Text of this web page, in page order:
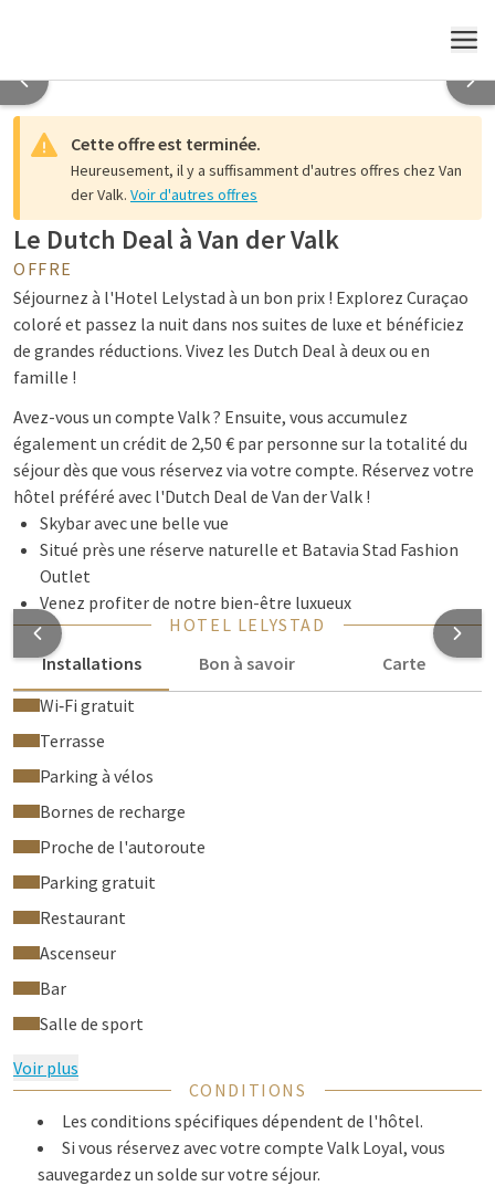
MENU
Cette offre est terminée.
Heureusement, il y a suffisamment d'autres offres chez Van
der Valk. Voir d'autres offres
Le Dutch Deal à Van der Valk
OFFRE
Séjournez à l'Hotel Lelystad à un bon prix ! Explorez Curaçao
coloré et passez la nuit dans nos suites de luxe et bénéficiez
de grandes réductions. Vivez les Dutch Deal à deux ou en
famille !
Avez-vous un compte Valk ? Ensuite, vous accumulez
également un crédit de 2,50 € par personne sur la totalité du
séjour dès que vous réservez via votre compte. Réservez votre
hôtel préféré avec l'Dutch Deal de Van der Valk !
Skybar avec une belle vue
Situé près une réserve naturelle et Batavia Stad Fashion
Outlet
Venez profiter de notre bien-être luxueux
HOTEL LELYSTAD
Installations
Bon à savoir
Carte
Wi‑Fi gratuit
Terrasse
Parking à vélos
Bornes de recharge
Proche de l'autoroute
Parking gratuit
Restaurant
Ascenseur
Bar
Salle de sport
Voir plus
CONDITIONS
Les conditions spécifiques dépendent de l'hôtel.
Si vous réservez avec votre compte Valk Loyal, vous
sauvegardez un solde sur votre séjour.